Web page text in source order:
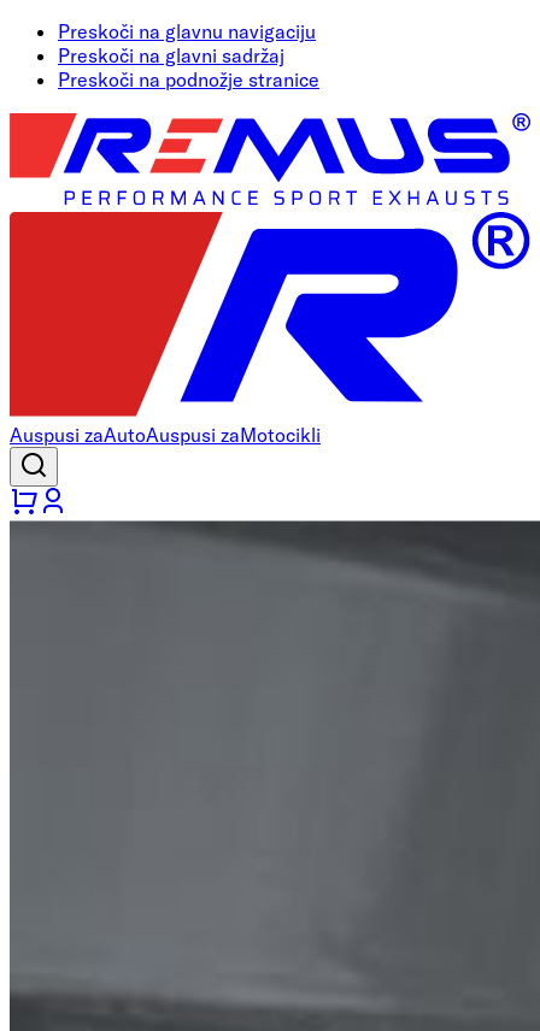
Preskoči na glavnu navigaciju
Preskoči na glavni sadržaj
Preskoči na podnožje stranice
Auspusi zaAutoAuspusi zaMotocikli